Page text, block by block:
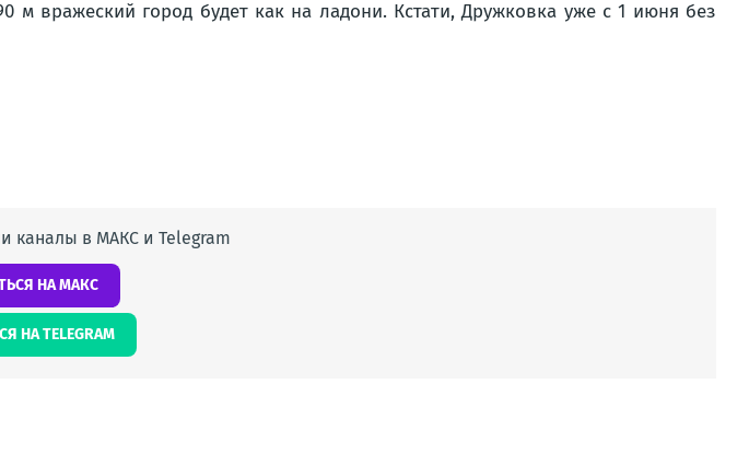
вражеский город будет как на ладони. Кстати, Дружковка уже с 1 июня без
каналы в МАКС и Telegram
НА МАКС
НА TELEGRAM